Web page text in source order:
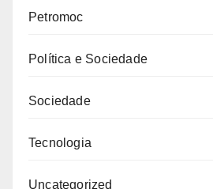
Petromoc
Política e Sociedade
Sociedade
Tecnologia
Uncategorized